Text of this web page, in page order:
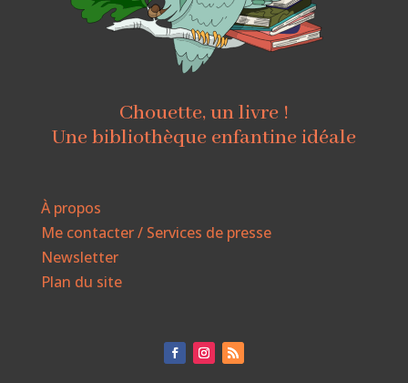
Chouette, un livre !
Une bibliothèque enfantine idéale
À propos
Me contacter / Services de presse
Newsletter
Plan du site